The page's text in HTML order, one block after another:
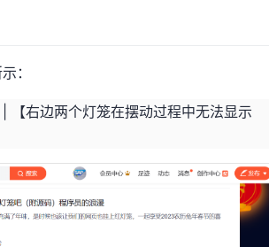
：
【右边两个灯笼在摆动过程中无法显示